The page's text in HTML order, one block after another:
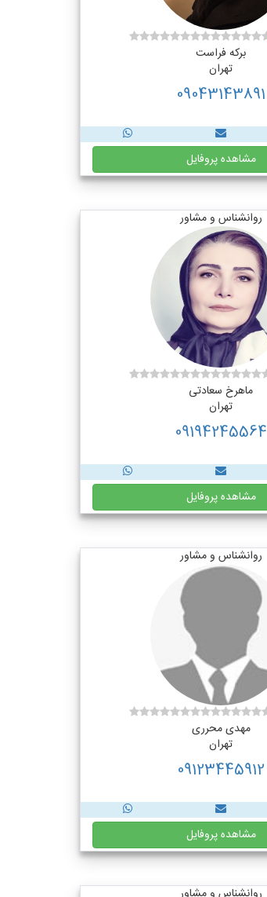
برکه فراست
تهران
09043143891
مشاهده پروفایل
روانشناس و مشاور
ماهرخ سعادتی
تهران
09194245564
مشاهده پروفایل
روانشناس و مشاور
مهدی محرری
تهران
09123445912
مشاهده پروفایل